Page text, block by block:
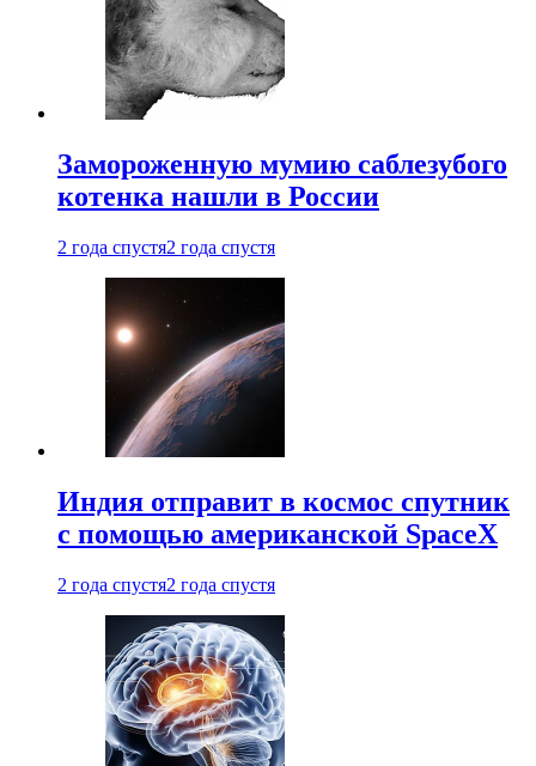
Замороженную мумию саблезубого
котенка нашли в России
2 года спустя2 года спустя
Индия отправит в космос спутник
с помощью американской SpaceX
2 года спустя2 года спустя